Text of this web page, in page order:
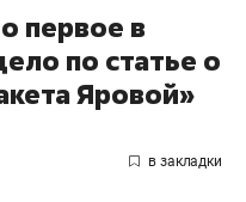
первое в
по статье о
Яровой»